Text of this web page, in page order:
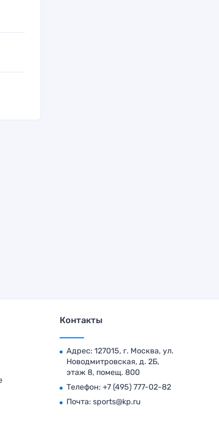
Контакты
Адрес: 127015, г. Москва, ул.
Новодмитровская, д. 2Б,
этаж 8, помещ. 800
Телефон: +7 (495) 777-02-82
Почта: sports@kp.ru